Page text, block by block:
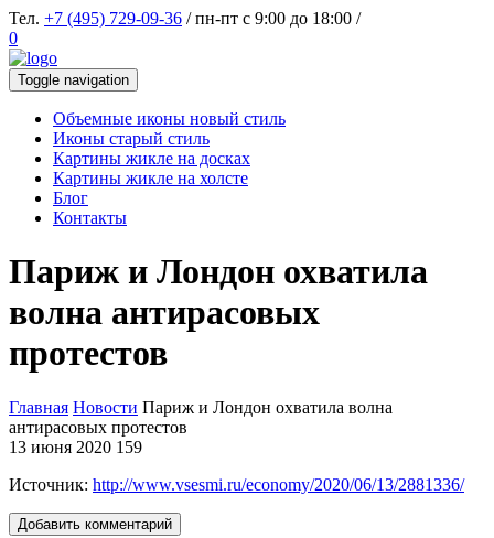
Тел. +7 (495) 729-09-36 / пн-пт с 9:00 до 18:00 /
0
Toggle navigation
Объемные иконы новый стиль
Иконы старый стиль
Картины жикле на досках
Картины жикле на холсте
Блог
Контакты
Париж и Лондон охватила
волна антирасовых
протестов
Главная Новости Париж и Лондон охватила волна
антирасовых протестов
13 июня 2020 159
Источник: http://www.vsesmi.ru/economy/2020/06/13/2881336/
Добавить комментарий